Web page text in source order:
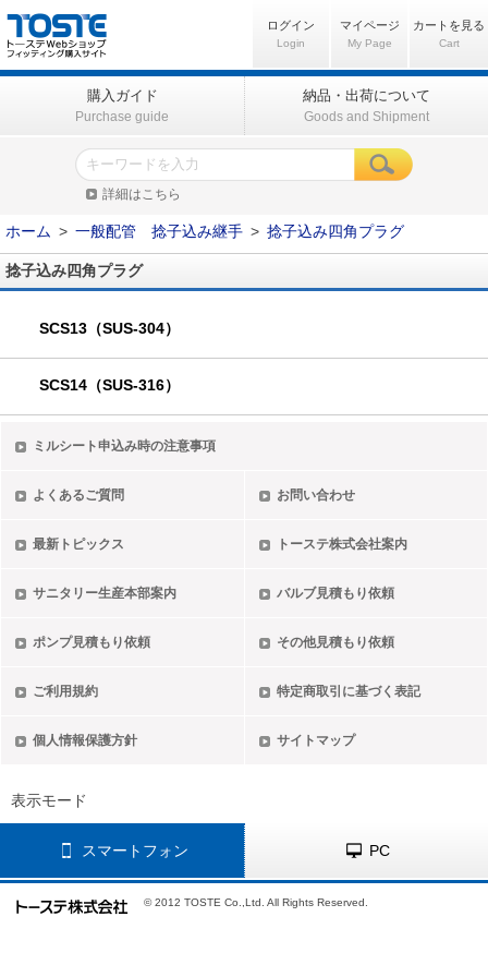
ログイン
Login
マイページ
My Page
カートを見る
Cart
購入ガイド
Purchase guide
納品・出荷について
Goods and Shipment
詳細はこちら
ホーム > 一般配管 捻子込み継手 > 捻子込み四角プラグ
捻子込み四角プラグ
SCS13（SUS-304）
SCS14（SUS-316）
ミルシート申込み時の注意事項
よくあるご質問 お問い合わせ
最新トピックス トーステ株式会社案内
サニタリー生産本部案内 バルブ見積もり依頼
ポンプ見積もり依頼 その他見積もり依頼
ご利用規約 特定商取引に基づく表記
個人情報保護方針 サイトマップ
表示モード
スマートフォン PC
© 2012 TOSTE Co.,Ltd. All Rights Reserved.